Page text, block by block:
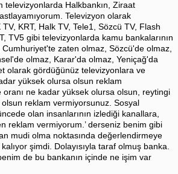
televizyonlarda Halkbankın, Ziraat
Televizyon olarak
TV, KRT, Halk TV, Tele1, Sözcü TV, Flash
TV5 gibi televizyonlarda kamu bankalarının
Cumhuriyet'te zaten olmaz, Sözcü'de olmaz,
olmaz, Karar'da olmaz, Yeniçağ'da
olarak gördüğünüz televizyonlara ve
yüksek olursa olsun reklam
ne kadar yüksek olursa olsun, reytingi
reklam vermiyorsunuz. Sosyal
olan insanlarının izlediği kanallara,
reklam vermiyorum.’ derseniz benim gibi
mudi olma noktasında değerlendirmeye
şimdi. Dolayısıyla taraf olmuş banka.
de bu bankanın içinde ne işim var